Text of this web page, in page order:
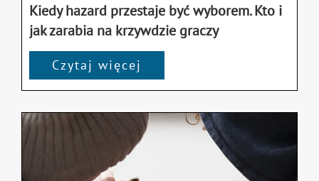
Kiedy hazard przestaje być wyborem. Kto i
jak zarabia na krzywdzie graczy
Czytaj więcej